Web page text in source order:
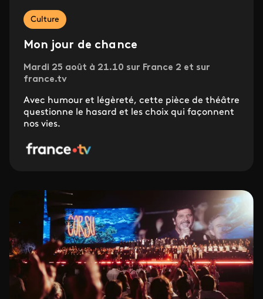
Culture
Mon jour de chance
Mardi 25 août à 21.10 sur France 2 et sur
france.tv
Avec humour et légèreté, cette pièce de théâtre
questionne le hasard et les choix qui façonnent
nos vies.